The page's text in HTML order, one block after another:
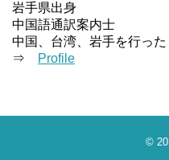
岩手県出身
中国語通訳案内士
中国、台湾、岩手を行った
⇒
Profile
©